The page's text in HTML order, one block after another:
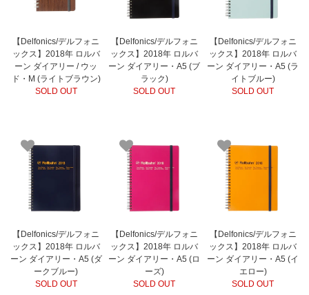
【Delfonics/デルフォニ
ックス】2018年 ロルバ
ーン ダイアリー / ウッ
ド・M (ライトブラウン)
SOLD OUT
【Delfonics/デルフォニ
ックス】2018年 ロルバ
ーン ダイアリー・A5 (ブ
ラック)
SOLD OUT
【Delfonics/デルフォニ
ックス】2018年 ロルバ
ーン ダイアリー・A5 (ラ
イトブルー)
SOLD OUT
【Delfonics/デルフォニ
ックス】2018年 ロルバ
ーン ダイアリー・A5 (ダ
ークブルー)
SOLD OUT
【Delfonics/デルフォニ
ックス】2018年 ロルバ
ーン ダイアリー・A5 (ロ
ーズ)
SOLD OUT
【Delfonics/デルフォニ
ックス】2018年 ロルバ
ーン ダイアリー・A5 (イ
エロー)
SOLD OUT